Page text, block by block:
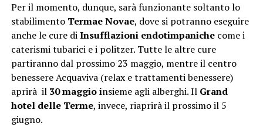
Per il momento, dunque, sarà funzionante soltanto lo
stabilimento Termae Novae, dove si potranno eseguire
anche le cure diInsufflazioni endotimpanichecome i
caterismi tubarici e i politzer. Tutte le altre cure
partiranno dal prossimo 23 maggio, mentre il centro
benessere Acquaviva (relax e trattamenti benessere)
aprirà il 30 maggio insieme agli alberghi. Il Grand
hotel delle Terme, invece, riaprirà il prossimo il 5
giugno.